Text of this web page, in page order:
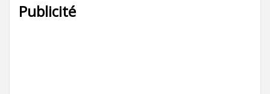
Publicité